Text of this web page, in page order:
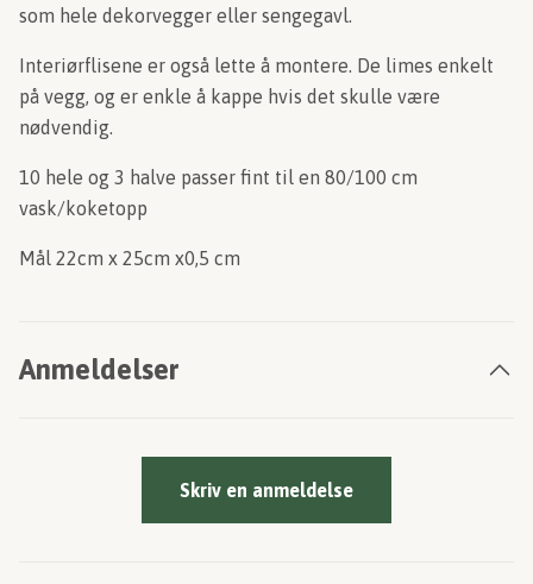
som hele dekorvegger eller sengegavl.
Interiørflisene er også lette å montere. De limes enkelt
på vegg, og er enkle å kappe hvis det skulle være
nødvendig.
10 hele og 3 halve passer fint til en 80/100 cm
vask/koketopp
Mål 22cm x 25cm x0,5 cm
Anmeldelser
Skriv en anmeldelse